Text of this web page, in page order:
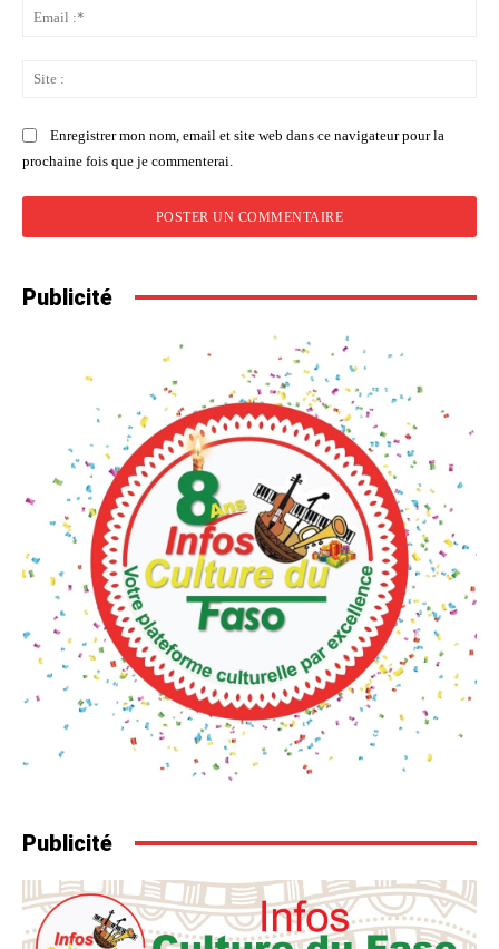
Enregistrer mon nom, email et site web dans ce navigateur pour la
prochaine fois que je commenterai.
Publicité
Publicité